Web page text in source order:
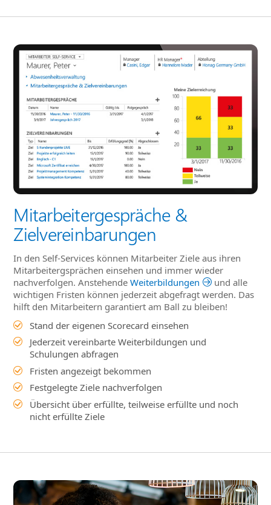
Mitarbeitergespräche &
Zielvereinbarungen
In den Self-Services können Mitarbeiter Ziele aus ihren
Mitarbeitergsprächen einsehen und immer wieder
nachverfolgen. AnstehendeWeiterbildungen
und alle
wichtigen Fristen können jederzeit abgefragt werden. Das
hilft den Mitarbeitern garantiert am Ball zu bleiben!
Stand der eigenen Scorecard einsehen
Jederzeit vereinbarte Weiterbildungen und
Schulungen abfragen
Fristen angezeigt bekommen
Festgelegte Ziele nachverfolgen
Übersicht über erfüllte, teilweise erfüllte und noch
nicht erfüllte Ziele